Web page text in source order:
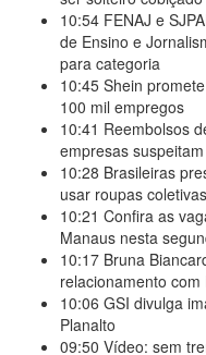
10:54 FENAJ e
de Ensino e
para categoria
10:45 Shein
100 mil empregos
10:41 Reembolsos
empresas
10:28 Brasileiras
usar roupas
10:21 Confira as
Manaus nesta
10:17 Bruna
relacionamento com
10:06 GSI divulga
Planalto
09:50 Vídeo: sem